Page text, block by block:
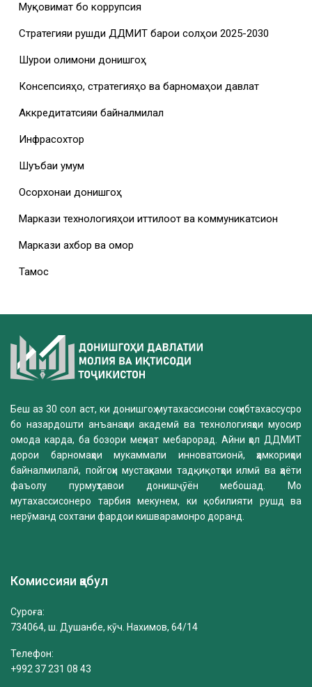
Муқовимат бо коррупсия
Стратегияи рушди ДДМИТ барои солҳои 2025-2030
Шурои олимони донишгоҳ
Консепсияҳо, стратегияҳо ва барномаҳои давлатӣ
Аккредитатсияи байналмилалӣ
Инфрасохтор
Шуъбаи умумӣ
Осорхонаи донишгоҳ
Маркази технологияҳои иттилоотӣ ва коммуникатсионӣ
Маркази ахбор ва омор
Тамос
Беш аз 30 сол аст, ки донишгоҳ мутахассисони соҳибтахассусро
бо назардошти анъанаҳои академӣ ва технологияҳои муосир
омода карда, ба бозори меҳнат мебарорад. Айни ҳол ДДМИТ
дорои барномаҳои мукаммали инноватсионӣ, ҳамкориҳои
байналмилалӣ, пойгоҳи мустаҳками тадқиқотҳои илмӣ ва ҳаёти
фаъолу пурмуҳтавои донишҷӯён мебошад. Мо
мутахассисонеро тарбия мекунем, ки қобилияти рушд ва
нерӯманд сохтани фардои кишварамонро доранд.
Комиссияи қабул
Суроға:
734064, ш. Душанбе, кӯч. Нахимов, 64/14
Телефон:
+992 37 231 08 43